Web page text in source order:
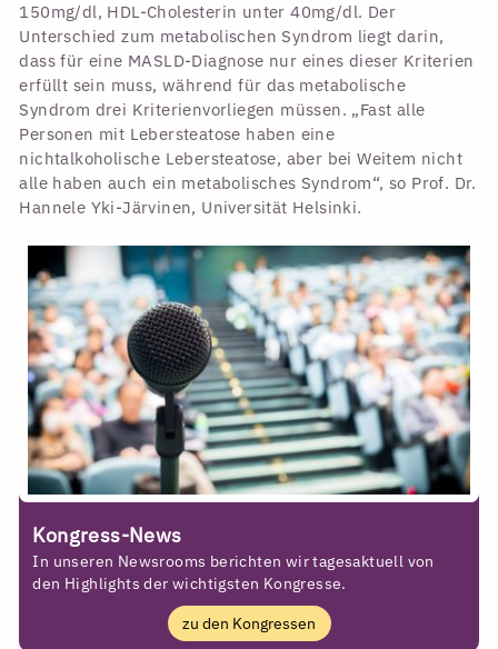
150mg/dl, HDL-Cholesterin unter 40mg/dl. Der
Unterschied zum metabolischen Syndrom liegt darin,
dass für eine MASLD-Diagnose nur eines dieser Kriterien
erfüllt sein muss, während für das metabolische
Syndrom drei Kriterienvorliegen müssen. „Fast alle
Personen mit Lebersteatose haben eine
nichtalkoholische Lebersteatose, aber bei Weitem nicht
alle haben auch ein metabolisches Syndrom“, so Prof. Dr.
Hannele Yki-Järvinen, Universität Helsinki.
Kongress-News
In unseren Newsrooms berichten wir tagesaktuell von
den Highlights der wichtigsten Kongresse.
zu den Kongressen